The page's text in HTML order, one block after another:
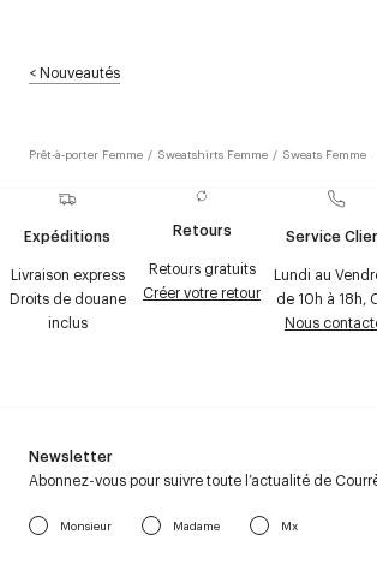
<Nouveautés
Prêt-à-porter Femme / Sweatshirts Femme / Sweats Femme
Expéditions
Livraison express
Droits de douane
inclus
Retours
Retours gratuits
Créer votre retour
Service
Lundi au
de 10h à 18h,
Nous
Newsletter
Abonnez-vous pour suivre toute l’actualité de
Monsieur Madame Mx